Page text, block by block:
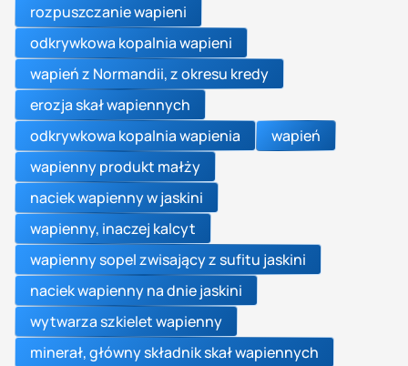
rozpuszczanie wapieni
odkrywkowa kopalnia wapieni
wapień z Normandii, z okresu kredy
erozja skał wapiennych
odkrywkowa kopalnia wapienia
wapień
wapienny produkt małży
naciek wapienny w jaskini
wapienny, inaczej kalcyt
wapienny sopel zwisający z sufitu jaskini
naciek wapienny na dnie jaskini
wytwarza szkielet wapienny
minerał, główny składnik skał wapiennych